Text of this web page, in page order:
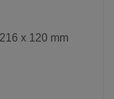
x 120 mm